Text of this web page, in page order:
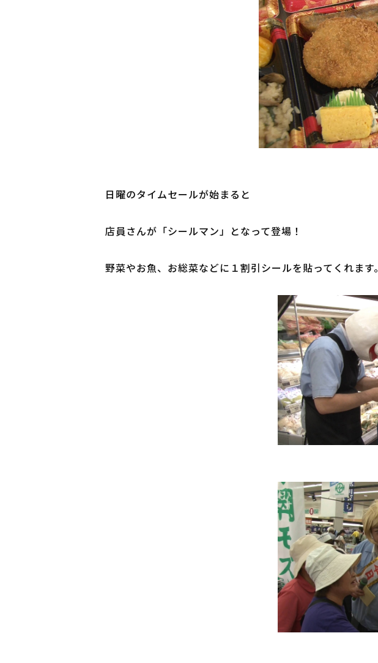
日曜のタイムセールが始まると
店員さんが「シールマン」となって登場！
野菜やお魚、お総菜などに１割引シールを貼ってくれます。